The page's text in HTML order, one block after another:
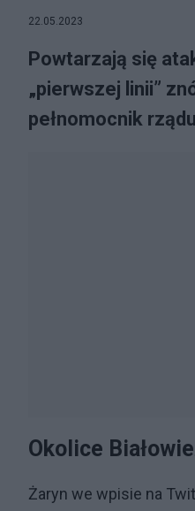
22.05.2023
Powtarzają się
„pierwszej linii”
pełnomocnik
Okolice
Żaryn we wpisie na